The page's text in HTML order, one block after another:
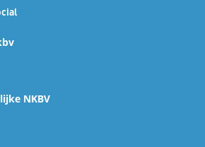
NKBV